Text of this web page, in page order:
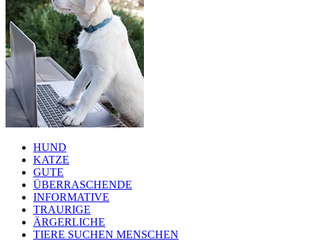
HUND
KATZE
GUTE
ÜBERRASCHENDE
INFORMATIVE
TRAURIGE
ÄRGERLICHE
TIERE SUCHEN MENSCHEN